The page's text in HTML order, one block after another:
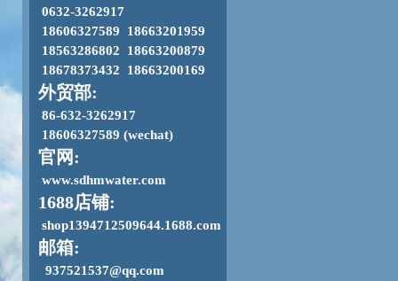
0632-3262917
18606327589 18663201959
18563286802 18663200879
18678373432 18663200169
外贸部:
86-632-3262917
18606327589 (wechat)
官网:
www.sdhmwater.com
1688店铺:
shop1394712509644.1688.com
邮箱:
937521537@qq.com